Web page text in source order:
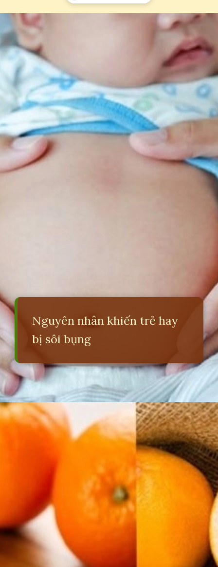
Đang mở
Nguyên nhân khiến trẻ hay
bị sôi bụng
Đang mở https://erci.edu.vn/meo-dan-gian-chua-soi-bung-cho-tre-so-sinh